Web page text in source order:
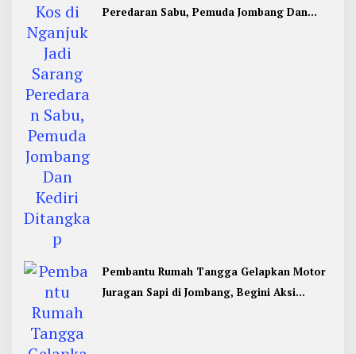
Peredaran Sabu, Pemuda Jombang Dan
Pembantu Rumah Tangga Gelapkan Motor
Juragan Sapi di Jombang, Begini Aksi